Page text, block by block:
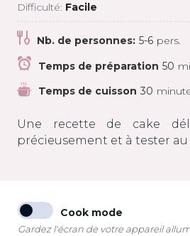
Difficulté: Facile
Nb. de personnes: 5-6 pers.
Temps de préparation 50
Temps de cuisson 30
Une recette de cake
précieusement et à tester au
Cook mode
Gardez l'écran de votre appareil